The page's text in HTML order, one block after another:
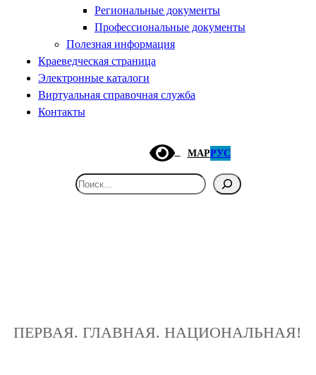
Региональные документы
Профессиональные документы
Полезная информация
Краеведческая страница
Электронные каталоги
Виртуальная справочная служба
Контакты
МАРРУС
Поиск
ПЕРВАЯ. ГЛАВНАЯ. НАЦИОНАЛЬНАЯ!